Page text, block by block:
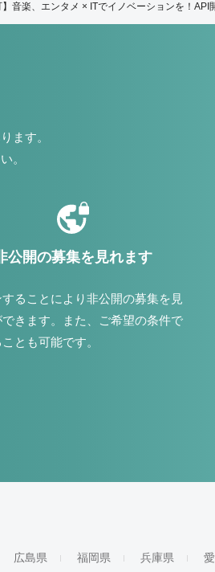
】音楽、エンタメ × ITでイノベーションを！
ます。
。
公開の募集を見れます
することにより非公開の募集を見
できます。また、ご希望の条件で
とも可能です。
広島県 福岡県 兵庫県